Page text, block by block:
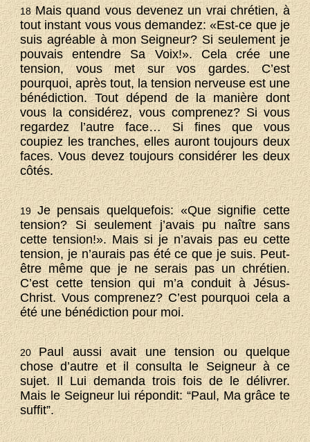
18Mais quand vous devenez un vrai chrétien, à
tout instant vous vous demandez: «Est-ce que je
suis agréable à mon Seigneur? Si seulement je
pouvais entendre Sa Voix!». Cela crée une
tension, vous met sur vos gardes. C’est
pourquoi, après tout, la tension nerveuse est une
bénédiction. Tout dépend de la manière dont
vous la considérez, vous comprenez? Si vous
regardez l’autre face… Si fines que vous
coupiez les tranches, elles auront toujours deux
faces. Vous devez toujours considérer les deux
côtés.
19Je pensais quelquefois: «Que signifie cette
tension? Si seulement j’avais pu naître sans
cette tension!». Mais si je n’avais pas eu cette
tension, je n’aurais pas été ce que je suis. Peut-
être même que je ne serais pas un chrétien.
C’est cette tension qui m’a conduit à Jésus-
Christ. Vous comprenez? C’est pourquoi cela a
été une bénédiction pour moi.
20Paul aussi avait une tension ou quelque
chose d’autre et il consulta le Seigneur à ce
sujet. Il Lui demanda trois fois de le délivrer.
Mais le Seigneur lui répondit: “Paul, Ma grâce te
suffit”.